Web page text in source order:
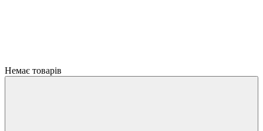
Немає товарів